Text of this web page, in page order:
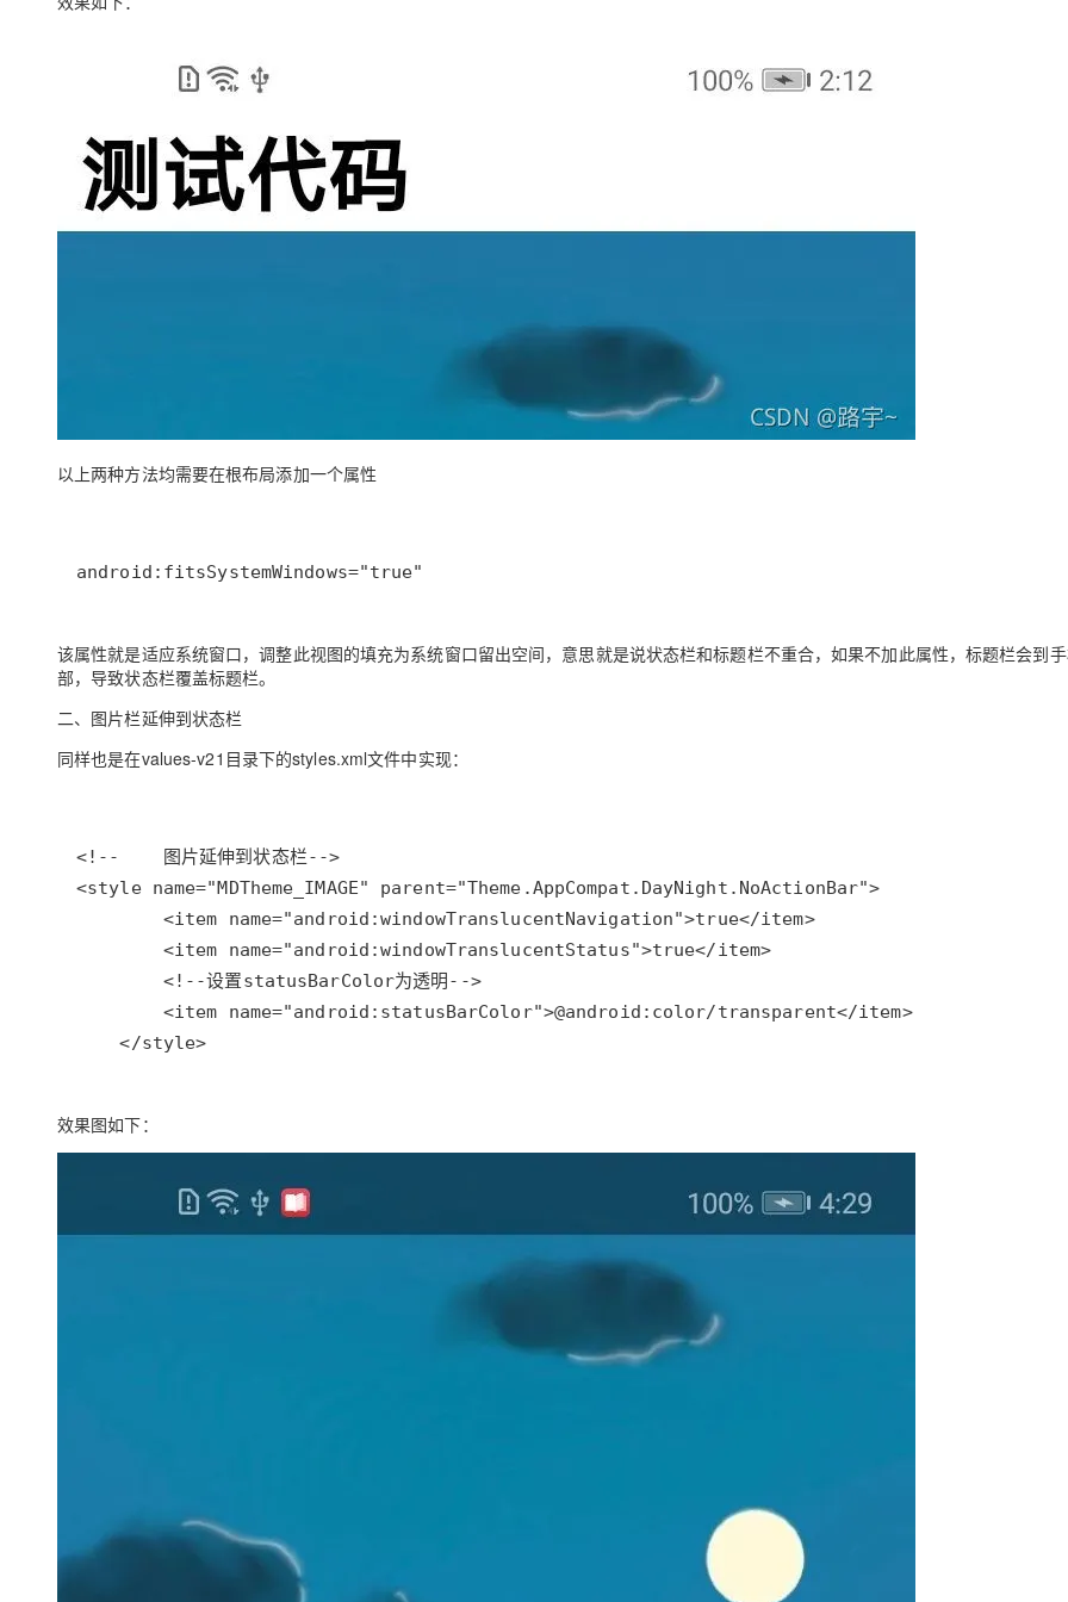
以上两种方法均需要在根布局添加一个属性
android:fitsSystemWindows="true"
该属性就是适应系统窗口，调整此视图的填充为系统窗口留出空间，意思就是说状态栏和标题栏不重合，如果不加此属性，标题栏会到
部，导致状态栏覆盖标题栏。
二、图片栏延伸到状态栏
同样也是在values-v21目录下的styles.xml文件中实现：
        <item name="android:windowTranslucentNavigation">true</item>
        <!--设置statusBarColor为透明-->
        <item name="android:statusBarColor">@android:color/transparent</item>
    </style>
效果图如下：